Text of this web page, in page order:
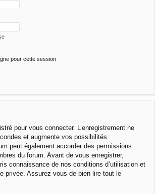
pour cette session
pour vous connecter. L’enregistrement ne
et augmente vos possibilités.
peut également accorder des permissions
du forum. Avant de vous enregistrer,
connaissance de nos conditions d’utilisation et
privée. Assurez-vous de bien lire tout le